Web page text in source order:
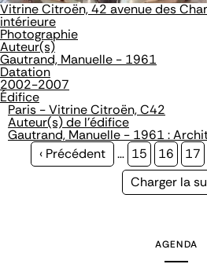
Vitrine Citroën, 42 avenue des
intérieure
Photographie
Auteur(s)
Gautrand, Manuelle - 1961
Datation
2002-2007
Édifice
Paris - Vitrine Citroën, C42
Auteur(s) de l'édifice
Gautrand, Manuelle - 1961 :
Page
‹ Précédent … Page
15 Page
16 Page
17
Page
Charger la
AGENDA